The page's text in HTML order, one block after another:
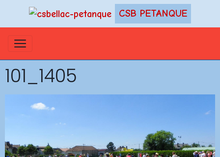
CSB PETANQUE
101_1405